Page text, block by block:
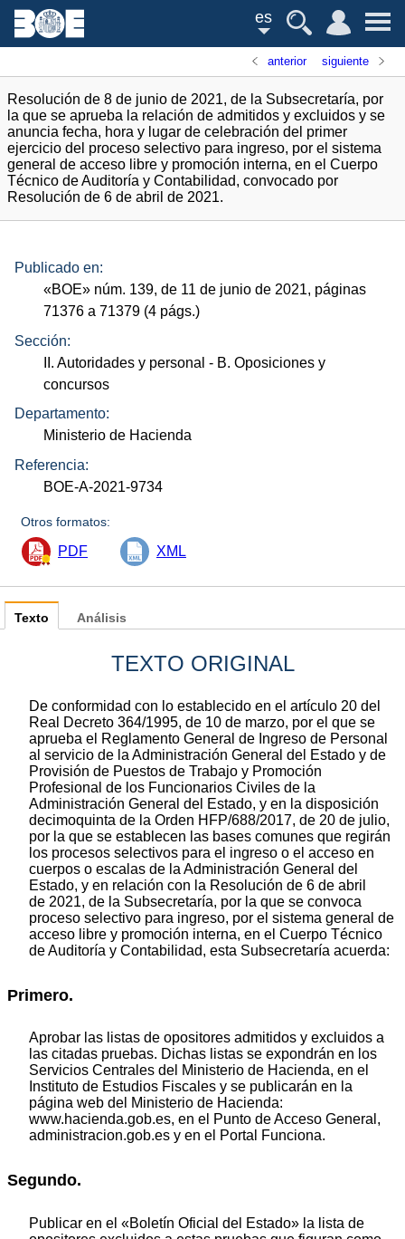
es
anterior siguiente
Resolución de 8 de junio de 2021, de la Subsecretaría, por
la que se aprueba la relación de admitidos y excluidos y se
anuncia fecha, hora y lugar de celebración del primer
ejercicio del proceso selectivo para ingreso, por el sistema
general de acceso libre y promoción interna, en el Cuerpo
Técnico de Auditoría y Contabilidad, convocado por
Resolución de 6 de abril de 2021.
Publicado en:
«BOE» núm. 139, de 11 de junio de 2021, páginas
71376 a 71379 (4 págs.)
Sección:
II. Autoridades y personal - B. Oposiciones y
concursos
Departamento:
Ministerio de Hacienda
Referencia:
BOE-A-2021-9734
Otros formatos:
PDF XML
Texto
TEXTO ORIGINAL
De conformidad con lo establecido en el artículo 20 del
Real Decreto 364/1995, de 10 de marzo, por el que se
aprueba el Reglamento General de Ingreso de Personal
al servicio de la Administración General del Estado y de
Provisión de Puestos de Trabajo y Promoción
Profesional de los Funcionarios Civiles de la
Administración General del Estado, y en la disposición
decimoquinta de la Orden HFP/688/2017, de 20 de julio,
por la que se establecen las bases comunes que regirán
los procesos selectivos para el ingreso o el acceso en
cuerpos o escalas de la Administración General del
Estado, y en relación con la Resolución de 6 de abril
de 2021, de la Subsecretaría, por la que se convoca
proceso selectivo para ingreso, por el sistema general de
acceso libre y promoción interna, en el Cuerpo Técnico
de Auditoría y Contabilidad, esta Subsecretaría acuerda:
Primero.
Aprobar las listas de opositores admitidos y excluidos a
las citadas pruebas. Dichas listas se expondrán en los
Servicios Centrales del Ministerio de Hacienda, en el
Instituto de Estudios Fiscales y se publicarán en la
página web del Ministerio de Hacienda:
www.hacienda.gob.es, en el Punto de Acceso General,
administracion.gob.es y en el Portal Funciona.
Segundo.
Publicar en el «Boletín Oficial del Estado» la lista de
Análisis